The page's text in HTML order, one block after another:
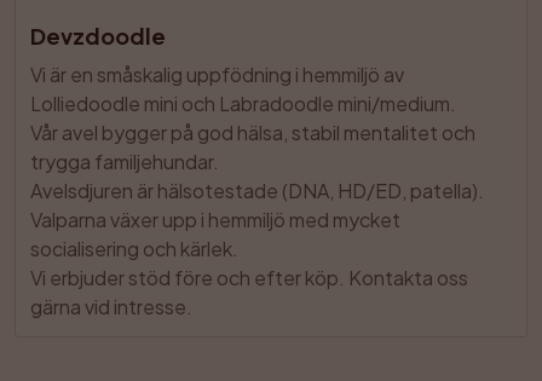
Devzdoodle
Vi är en småskalig uppfödning i hemmiljö av
Lolliedoodle mini och Labradoodle mini/medium.
Vår avel bygger på god hälsa, stabil mentalitet och
trygga familjehundar.
Avelsdjuren är hälsotestade (DNA, HD/ED, patella).
Valparna växer upp i hemmiljö med mycket
socialisering och kärlek.
Vi erbjuder stöd före och efter köp. Kontakta oss
gärna vid intresse.